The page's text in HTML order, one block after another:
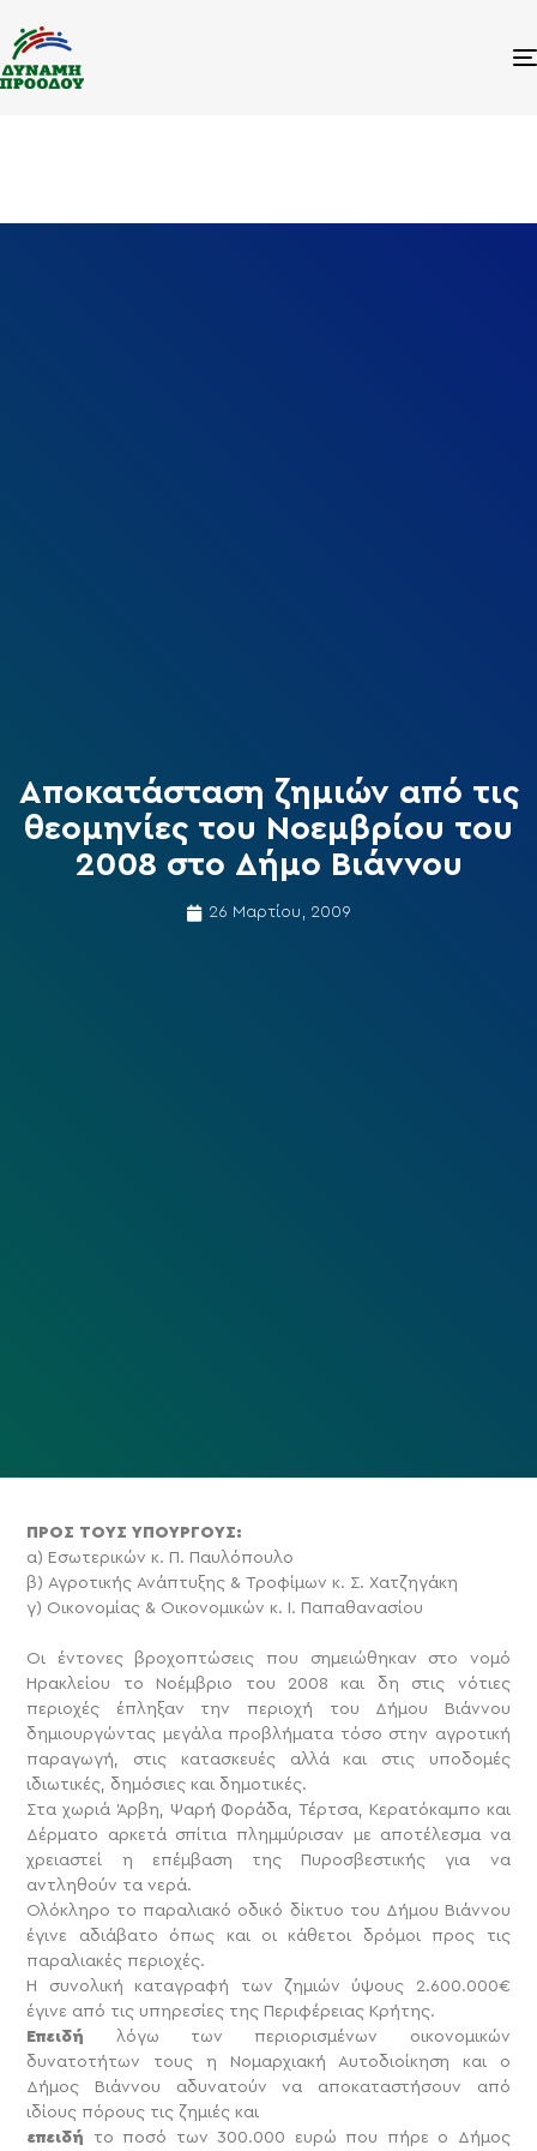
Αποκατάσταση ζημιών από τις
θεομηνίες του Νοεμβρίου του
2008 στο Δήμο Βιάννου
26 Μαρτίου, 2009
ΠΡΟΣ ΤΟΥΣ ΥΠΟΥΡΓΟΥΣ:
α) Εσωτερικών κ. Π. Παυλόπουλο
β) Αγροτικής Ανάπτυξης & Τροφίμων κ. Σ. Χατζηγάκη
γ) Οικονομίας & Οικονομικών κ. Ι. Παπαθανασίου
Οι έντονες βροχοπτώσεις που σημειώθηκαν στο νομό
Ηρακλείου το Νοέμβριο του 2008 και δη στις νότιες
περιοχές έπληξαν την περιοχή του Δήμου Βιάννου
δημιουργώντας μεγάλα προβλήματα τόσο στην αγροτική
παραγωγή, στις κατασκευές αλλά και στις υποδομές
ιδιωτικές, δημόσιες και δημοτικές.
Στα χωριά Άρβη, Ψαρή Φοράδα, Τέρτσα, Κερατόκαμπο και
Δέρματο αρκετά σπίτια πλημμύρισαν με αποτέλεσμα να
χρειαστεί η επέμβαση της Πυροσβεστικής για να
αντληθούν τα νερά.
Ολόκληρο το παραλιακό οδικό δίκτυο του Δήμου Βιάννου
έγινε αδιάβατο όπως και οι κάθετοι δρόμοι προς τις
παραλιακές περιοχές.
Η συνολική καταγραφή των ζημιών ύψους 2.600.000€
έγινε από τις υπηρεσίες της Περιφέρειας Κρήτης.
Επειδή λόγω των περιορισμένων οικονομικών
δυνατοτήτων τους η Νομαρχιακή Αυτοδιοίκηση και ο
Δήμος Βιάννου αδυνατούν να αποκαταστήσουν από
ιδίους πόρους τις ζημιές και
επειδή το ποσό των 300.000 ευρώ που πήρε ο Δήμος